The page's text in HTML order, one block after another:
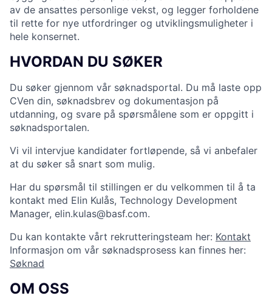
av de ansattes personlige vekst, og legger forholdene
til rette for nye utfordringer og utviklingsmuligheter i
hele konsernet.
HVORDAN DU SØKER
Du søker gjennom vår søknadsportal. Du må laste opp
CVen din, søknadsbrev og dokumentasjon på
utdanning, og svare på spørsmålene som er oppgitt i
søknadsportalen.
Vi vil intervjue kandidater fortløpende, så vi anbefaler
at du søker så snart som mulig.
Har du spørsmål til stillingen er du velkommen til å ta
kontakt med Elin Kulås, Technology Development
Manager, elin.kulas@basf.com.
Du kan kontakte vårt rekrutteringsteam her: Kontakt
Informasjon om vår søknadsprosess kan finnes her:
Søknad
OM OSS